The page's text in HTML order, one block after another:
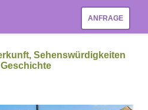
ANFRAGE
Sehenswürdigkeiten